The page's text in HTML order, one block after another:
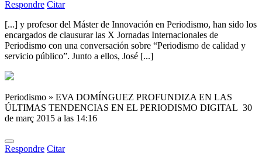
Respondre Citar
[...] y profesor del Máster de Innovación en Periodismo, han sido los
encargados de clausurar las X Jornadas Internacionales de
Periodismo con una conversación sobre “Periodismo de calidad y
servicio público”. Junto a ellos, José [...]
Periodismo » EVA DOMÍNGUEZ PROFUNDIZA EN LAS
ÚLTIMAS TENDENCIAS EN EL PERIODISMO DIGITAL 30
de març 2015 a las 14:16
Respondre Citar